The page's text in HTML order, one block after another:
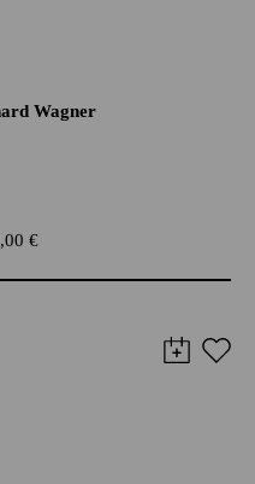
Wagner
€